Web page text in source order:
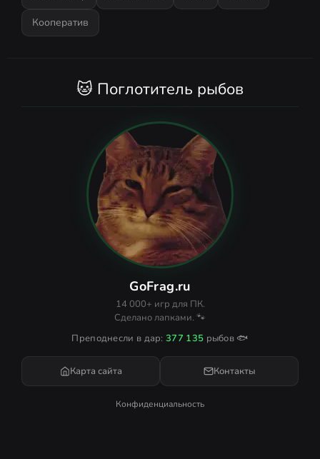
Кооператив
🐱 Поглотитель рыбов
GoFrag.ru
14 000+ игр для ПК.
Сделано лапками. 🐾
Преподнесли в дар:377 135 рыбов 🐟
Карта сайта Контакты
Конфиденциальность